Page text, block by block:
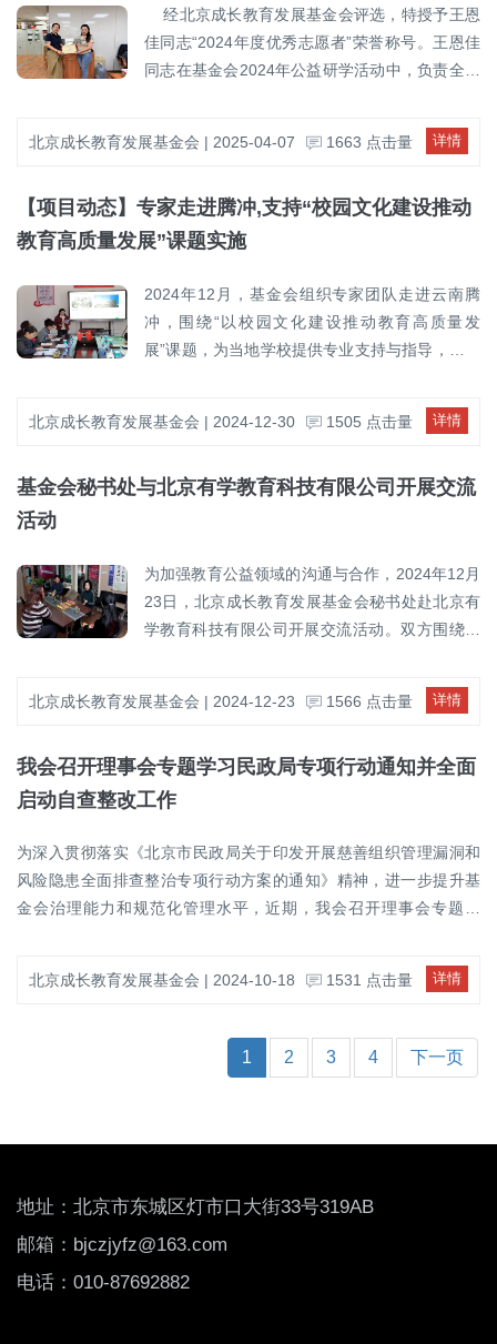
象与活动规范化水平。 在活动实施支持方
面，基金会携手合作单位北京有学教育科技有限
公司、有学戏剧文化交流中心，策划并实施红色
引导青少年传承红色基因、厚植家国情怀，切实
领下的公益实践提供了有益探索。 为确保项
目顺利实施，基金会于6月初派出理事长张文婷、
深入沟通，梳理教育文化需求，明确对接机制与
任务分工。活动期间，基金会工作人员以志愿者
身份全程参与现场执行，保障捐赠物资发放、项
协调发展”战略的重要实践。通过教育资源输出、
优质教育资源向西部地区辐射，提升乡村学校整
育发展基金会将继续秉持“促进教育公平、服务社
会公益”的宗旨，深化区域联动，拓宽支持形式，
持续推动教育资源向基层延伸，为建设宜居宜业
5日前往乐都区实地调研，为公益行动的顺利推进
提供支持。在为期三天的调研行程中，基金会理
事长张文婷及秘书长徐珊珊与民革中央企业家联
与筹备座谈、场地考察和调研会议。调研期间，
环保、科技、文教、宣传、共青团委、乡镇街
道、社区等单位代表深入交流，全面了解当地实
活动方案，并明确了后续对接机制及具体联络
人，为活动顺利开展奠定坚实基础。北京成长教
育发展基金会长期关注乡村教育发展，致力于推
会深化教育公益实践、拓展跨区域协作的重要举
地区乡村教育的现实需求，也为后续教育类公益
习，重点了解了馆藏红色文化内容。在讲解员引
导下，认真观看历史文献资料、图片展板与实物
陈列，深入学习党的光辉历程和英雄事迹，进一
与教育公益深度融合提供了有益启示。未来，基
手多方力量，积极参与“和美乡村”系列公益行
动，推动优质教育资源向乡村持续汇聚，以切实
育发展。基金会也将以此为契机，不断拓展教育
公益实践路径，推动党建引领公益创新发展，为
乡村振兴注入持续的教育动能，为推动我国教育
经北京成长教育发展基金会评选，特授予王恩
佳同志“2024年度优秀志愿者”荣誉称号。王恩佳
同志在基金会2024年公益研学活动中，负责全程
活动的顺利进行。她的辛勤付出和无私奉献，充
分体现了志愿者精神，为活动的成功举办做出了
同志颁发了“2024年度优秀志愿者”证书，感谢她
在公益事业中的突出表现，并激励更多志愿者投
北京成长教育发展基金会 | 2025-04-07 详情
1663 点击量
【项目动态】专家走进腾冲,支持“校园文化建设推动
教育高质量发展”课题实施
2024年12月，基金会组织专家团队走进云南腾
冲，围绕“以校园文化建设推动教育高质量发
展”课题，为当地学校提供专业支持与指导，助力
调研、座谈交流与评估反馈等形式，全面了解学
校在文化理念提炼、环境营造、活动设计等方面
念，结合学校历史背景与地域特色，提出多项建
案例，专家现场点评分析，并就如何将校园文化
融入育人全过程、提升教育整体质量进行了深入
探讨。此次活动不仅为学校后续工作提供了有力
北京成长教育发展基金会 | 2024-12-30 详情
1505 点击量
基金会秘书处与北京有学教育科技有限公司开展交流
活动
为加强教育公益领域的沟通与合作，2024年12月
23日，北京成长教育发展基金会秘书处赴北京有
学教育科技有限公司开展交流活动。双方围绕教
来合作方向进行了深入探讨。基金会秘书处介绍
了近年来在教育公益项目中的探索与成效，分享
面的实践经验。有学教育展示了其“话剧进校
园”“传统文化论坛”等项目成果，双方就文化艺术
论中，双方一致认为可通过科技赋能、内容共创
等方式，提升公益项目的吸引力和可持续性。未
来将围绕科技教育推广、文化教育项目进校园等
动为双方深化了解、拓展合作奠定了良好基础。
基金会秘书处将继续加强与相关机构的交流互
北京成长教育发展基金会 | 2024-12-23 详情
1566 点击量
我会召开理事会专题学习民政局专项行动通知并全面
启动自查整改工作
为深入贯彻落实《北京市民政局关于印发开展慈善组织管理漏洞和
风险隐患全面排查整治专项行动方案的通知》精神，进一步提升基
金会治理能力和规范化管理水平，近期，我会召开理事会专题会
书长徐珊珊宣读通知内容，强调将严格按照要求，全面梳理内部管
理情况，形成自查整改报告报送理事会审阅后提交民政部门。同
参考。在讨论环节，理事长张文婷邀请与会理事、监事就通知精神
和自查工作安排提出意见建议。大家一致认为，此次专项行动为基
行动为契机，持续优化制度体系，提升基金会治理水平和透明度。
此次会议不仅是一次对政策要求的贯彻落实，更是我会加强内部建
认真推进各项整改工作，不断提升管理水平和公信力，努力为公益
北京成长教育发展基金会 | 2024-10-18 详情
1531 点击量
1 2 3 4 下一页
地址 ：北京市东城区灯市口大街33号319AB
邮箱：bjczjyfz@163.com
电话：010-87692882